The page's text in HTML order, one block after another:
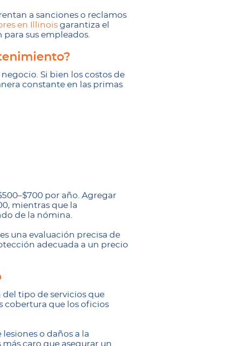
a sanciones o reclamos
en Illinois garantiza el
sus empleados.
Si bien los costos de
constante en las primas
por año. Agregar
mientras que la
de la nómina.
una evaluación precisa de
adecuada a un precio
tipo de servicios que
cobertura que los oficios
o daños a la
caro que asegurar un